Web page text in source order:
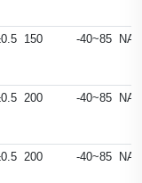
150 -40~85 NA
200 -40~85 NA
200 -40~85 NA